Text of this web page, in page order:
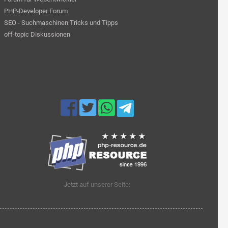
PHP-Developer Forum
SEO - Suchmaschinen Tricks und Tipps
off-topic Diskussionen
Jetzt auf unserer Seite: